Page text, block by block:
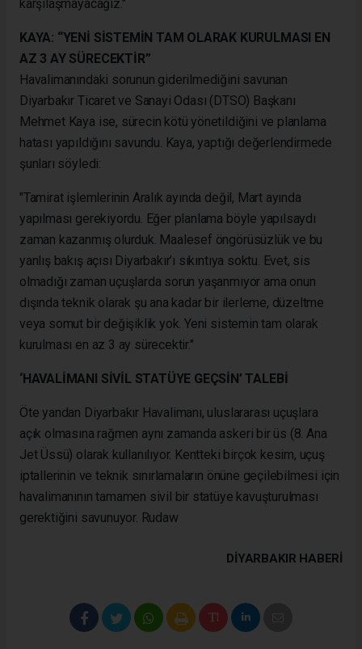
karşılaşmayacağız."
KAYA: “YENİ SİSTEMİN TAM OLARAK KURULMASI EN
AZ 3 AY SÜRECEKTİR”
Havalimanındaki sorunun giderilmediğini savunan
Diyarbakır Ticaret ve Sanayi Odası (DTSO) Başkanı
Mehmet Kaya ise, sürecin kötü yönetildiğini ve planlama
hatası yapıldığını savundu. Kaya, yaptığı değerlendirmede
şunları söyledi:
"Tamirat işlemlerinin Aralık ayında değil, Mart ayında
yapılması gerekiyordu. Eğer planlama böyle yapılsaydı
zaman kazanmış olurduk. Maalesef öngörüsüzlük ve bu
yanlış bakış açısı Diyarbakır’ı sıkıntıya soktu. Evet, sis
olmadığı zaman uçuşlarda sorun yaşanmıyor ama onun
dışında teknik olarak şu ana kadar bir ilerleme, düzeltme
veya somut bir değişiklik yok. Yeni sistemin tam olarak
kurulması en az 3 ay sürecektir."
‘HAVALİMANI SİVİL STATÜYE GEÇSİN’ TALEBİ
Öte yandan Diyarbakır Havalimanı, uluslararası uçuşlara
açık olmasına rağmen aynı zamanda askeri bir üs (8. Ana
Jet Üssü) olarak kullanılıyor. Kentteki birçok kesim, uçuş
iptallerinin ve teknik sınırlamaların önüne geçilebilmesi için
havalimanının tamamen sivil bir statüye kavuşturulması
gerektiğini savunuyor. Rudaw
DIYARBAKIR HABERİ